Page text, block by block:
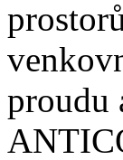
proudu